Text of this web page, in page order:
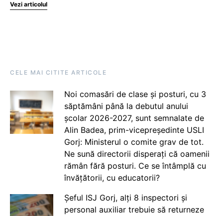
Vezi articolul
CELE MAI CITITE ARTICOLE
Noi comasări de clase și posturi, cu 3
săptămâni până la debutul anului
școlar 2026-2027, sunt semnalate de
Alin Badea, prim-vicepreședinte USLI
Gorj: Ministerul o comite grav de tot.
Ne sună directorii disperați că oamenii
rămân fără posturi. Ce se întâmplă cu
învățătorii, cu educatorii?
Șeful ISJ Gorj, alți 8 inspectori și
personal auxiliar trebuie să returneze